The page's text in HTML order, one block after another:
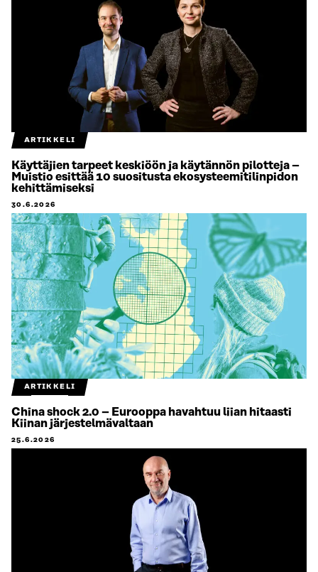
ARTIKKELI
Käyttäjien tarpeet keskiöön ja käytännön pilotteja –
Muistio esittää 10 suositusta ekosysteemitilinpidon
kehittämiseksi
30.6.2026
ARTIKKELI
China shock 2.0 – Eurooppa havahtuu liian hitaasti
Kiinan järjestelmävaltaan
25.6.2026